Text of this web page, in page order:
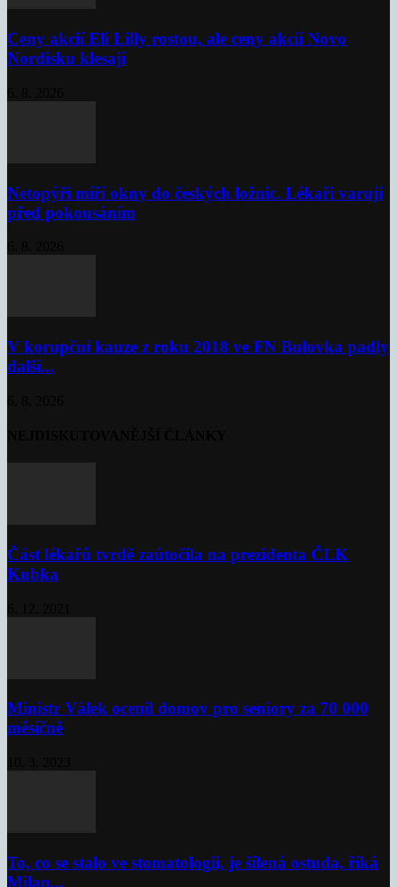
Ceny akcií Eli Lilly rostou, ale ceny akcií Novo
Nordisku klesají
Netopýři míří okny do českých ložnic. Lékaři varují
před pokousáním
V korupční kauze z roku 2018 ve FN Bulovka padly
další...
Část lékařů tvrdě zaútočila na prezidenta ČLK
Kubka
Ministr Válek ocenil domov pro seniory za 70 000
měsíčně
To, co se stalo ve stomatologii, je šílená ostuda, říká
Milan...